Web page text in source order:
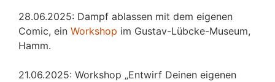
28.06.2025: Dampf ablassen mit dem eigenen
Comic, ein Workshop im Gustav-Lübcke-Museum,
Hamm.
21.06.2025: Workshop „Entwirf Deinen eigenen